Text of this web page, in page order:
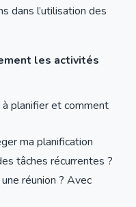
dans l’utilisation des
les activités
planifier et comment
ma planification
tâches récurrentes ?
réunion ? Avec